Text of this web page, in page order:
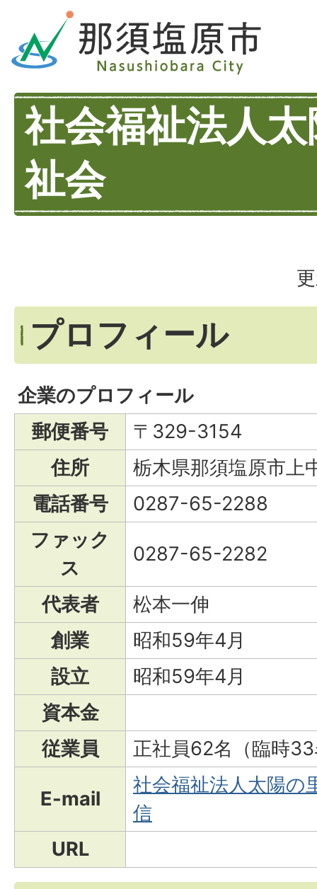
社会福祉法人
祉会
プロフィール
企業のプロフィール
郵便番号
〒329-3154
住所
栃木県那須塩原市上
電話番号
0287-65-2288
ファック
ス
0287-65-2282
代表者
松本一伸
創業
昭和59年4月
設立
昭和59年4月
資本金
従業員
正社員62名（臨時
E-mail
社会福祉法人太陽の
信
URL